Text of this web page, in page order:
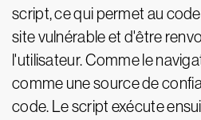
script, ce qui permet au
site vulnérable et d'être
l'utilisateur. Comme le
comme une source de
code. Le script exécute